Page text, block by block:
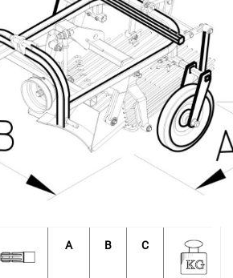
A B C